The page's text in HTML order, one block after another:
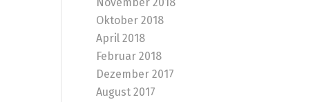
Oktober 2018
April 2018
Februar 2018
Dezember 2017
August 2017